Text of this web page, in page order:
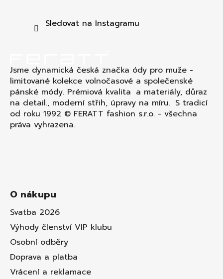
Sledovat na Instagramu
Jsme dynamická česká značka ódy pro muže -
limitované kolekce volnočasové a společenské
pánské módy. Prémiová kvalita a materiály, důraz
na detail., moderní střih, úpravy na míru. S tradicí
od roku 1992 © FERATT fashion s.r.o. - všechna
práva vyhrazena.
O nákupu
Svatba 2026
Výhody členství VIP klubu
Osobní odběry
Doprava a platba
Vrácení a reklamace